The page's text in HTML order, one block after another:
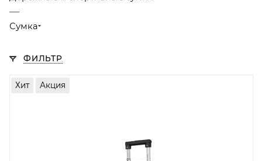
—
Сумка
ФИЛЬТР
Хит Акция